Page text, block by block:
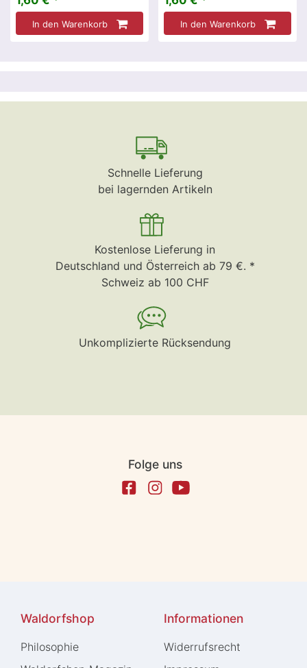
In den Warenkorb In den Warenkorb
Schnelle Lieferung
bei lagernden Artikeln
Kostenlose Lieferung in
Deutschland und Österreich ab 79 €. *
Schweiz ab 100 CHF
Unkomplizierte Rücksendung
Folge uns
Waldorfshop
Philosophie
Informationen
Widerrufs­recht